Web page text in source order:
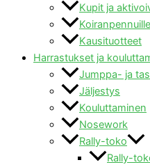
Kupit ja
Koiranpennuille
Kausituotteet
Harrastukset ja
Jumppa- ja
Jäljestys
Kouluttaminen
Nosework
Rally-toko
Rally-